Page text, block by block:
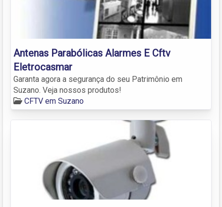
Antenas Parabólicas Alarmes E Cftv
Eletrocasmar
Garanta agora a segurança do seu Patrimônio em
Suzano. Veja nossos produtos!
CFTV em Suzano